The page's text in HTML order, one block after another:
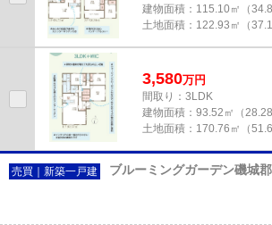
建物面積： 115.10㎡（
土地面積： 122.93㎡（
3,580万円
間取り：3LDK
建物面積： 93.52㎡（28.28
土地面積： 170.76㎡（
売買｜新築一戸建 ブルーミングガーデン磯城